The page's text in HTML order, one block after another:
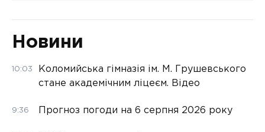
Новини
10:03
Коломийська гімназія ім. М. Грушевського
стане академічним ліцеєм. Відео
9:36 Прогноз погоди на 6 серпня 2026 року